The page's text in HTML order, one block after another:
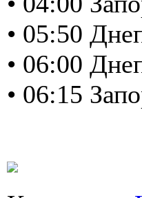
• 05:50
• 06:00
• 06:15